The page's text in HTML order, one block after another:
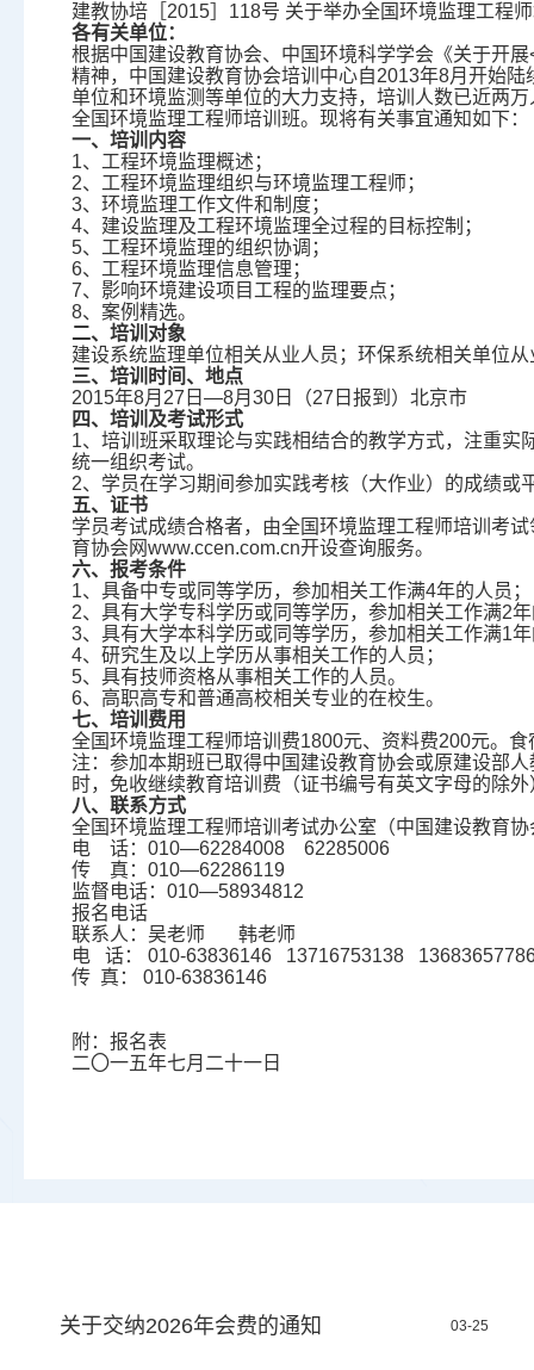
建教协培［2015］118号 关于举办全国环境监理工程
各有关单位：
根据中国建设教育协会、中国环境科学学会《关于开
精神，中国建设教育协会培训中心自2013年8月开始
单位和环境监测等单位的大力支持，培训人数已近两
全国环境监理工程师培训班。现将有关事宜通知如下：
一、培训内容
1、工程环境监理概述；
2、工程环境监理组织与环境监理工程师；
3、环境监理工作文件和制度；
4、建设监理及工程环境监理全过程的目标控制；
5、工程环境监理的组织协调；
6、工程环境监理信息管理；
7、影响环境建设项目工程的监理要点；
8、案例精选。
二、培训对象
建设系统监理单位相关从业人员；环保系统相关单位
三、培训时间、地点
2015年8月27日—8月30日（27日报到）北京市
四、培训及考试形式
1、培训班采取理论与实践相结合的教学方式，注重
统一组织考试。
2、学员在学习期间参加实践考核（大作业）的成绩
五、证书
学员考试成绩合格者，由全国环境监理工程师培训考
育协会网www.ccen.com.cn开设查询服务。
六、报考条件
1、具备中专或同等学历，参加相关工作满4年的人员；
2、具有大学专科学历或同等学历，参加相关工作满2
3、具有大学本科学历或同等学历，参加相关工作满1
4、研究生及以上学历从事相关工作的人员；
5、具有技师资格从事相关工作的人员。
6、高职高专和普通高校相关专业的在校生。
七、培训费用
全国环境监理工程师培训费1800元、资料费200元。
注：参加本期班已取得中国建设教育协会或原建设部
时，免收继续教育培训费（证书编号有英文字母的除外
八、联系方式
全国环境监理工程师培训考试办公室（中国建设教育
电 话：010—62284008 62285006
传 真：010—62286119
监督电话：010—58934812
报名电话
联系人：吴老师 韩老师
电 话： 010-63836146 13716753138
传 真： 010-63836146
附：报名表
二〇一五年七月二十一日
关于交纳2026年会费的通知 03-25